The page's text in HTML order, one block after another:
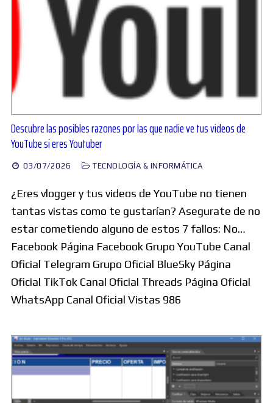
Descubre las posibles razones por las que nadie ve tus videos de
YouTube si eres Youtuber
03/07/2026 TECNOLOGÍA & INFORMÁTICA
¿Eres vlogger y tus videos de YouTube no tienen
tantas vistas como te gustarían? Asegurate de no
estar cometiendo alguno de estos 7 fallos: No…
Facebook Página Facebook Grupo YouTube Canal
Oficial Telegram Grupo Oficial BlueSky Página
Oficial TikTok Canal Oficial Threads Página Oficial
WhatsApp Canal Oficial Vistas 986